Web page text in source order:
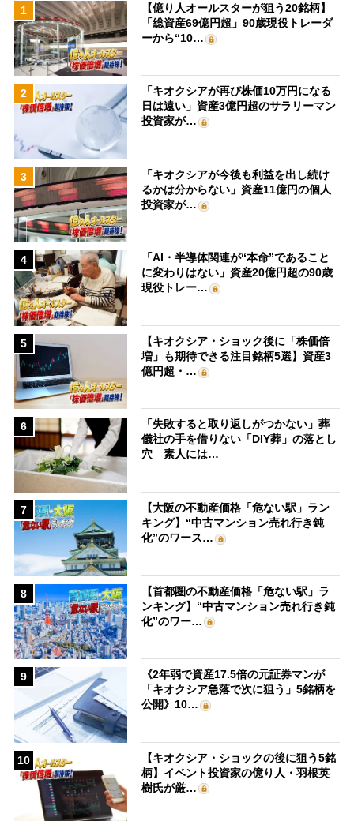
1
【億り人オールスターが狙う20銘柄】
「総資産69億円超」90歳現役トレーダ
ーから“10…
2
「キオクシアが再び株価10万円になる
日は遠い」資産3億円超のサラリーマン
投資家が…
3
「キオクシアが今後も利益を出し続け
るかは分からない」資産11億円の個人
投資家が…
4
「AI・半導体関連が“本命”であること
に変わりはない」資産20億円超の90歳
現役トレー…
5
【キオクシア・ショック後に「株価倍
増」も期待できる注目銘柄5選】資産3
億円超・…
6
「失敗すると取り返しがつかない」葬
儀社の手を借りない「DIY葬」の落とし
穴 素人には…
7
【大阪の不動産価格「危ない駅」ラン
キング】“中古マンション売れ行き鈍
化”のワース…
8
【首都圏の不動産価格「危ない駅」ラ
ンキング】“中古マンション売れ行き鈍
化”のワー…
9
《2年弱で資産17.5倍の元証券マンが
「キオクシア急落で次に狙う」5銘柄を
公開》10…
10
【キオクシア・ショックの後に狙う5銘
柄】イベント投資家の億り人・羽根英
樹氏が厳…